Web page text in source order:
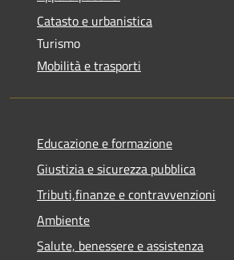
Catasto e urbanistica
Turismo
Mobilità e trasporti
Educazione e formazione
Giustizia e sicurezza pubblica
Tributi,finanze e contravvenzioni
Ambiente
Salute, benessere e assistenza